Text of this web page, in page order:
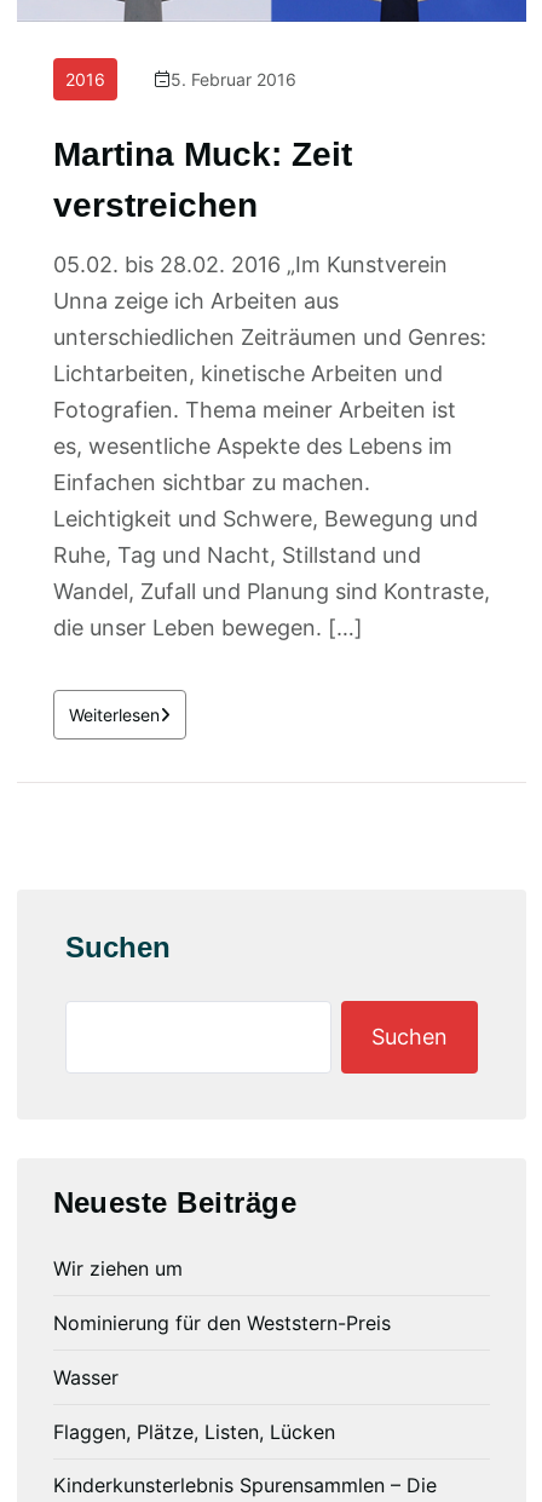
2016 5. Februar 2016
Martina Muck: Zeit
verstreichen
05.02. bis 28.02. 2016 „Im Kunstverein
Unna zeige ich Arbeiten aus
unterschiedlichen Zeiträumen und Genres:
Lichtarbeiten, kinetische Arbeiten und
Fotografien. Thema meiner Arbeiten ist
es, wesentliche Aspekte des Lebens im
Einfachen sichtbar zu machen.
Leichtigkeit und Schwere, Bewegung und
Ruhe, Tag und Nacht, Stillstand und
Wandel, Zufall und Planung sind Kontraste,
die unser Leben bewegen. […]
Weiterlesen
Suchen
Suchen
Neueste Beiträge
Wir ziehen um
Nominierung für den Weststern-Preis
Wasser
Flaggen, Plätze, Listen, Lücken
Kinderkunsterlebnis Spurensammlen – Die